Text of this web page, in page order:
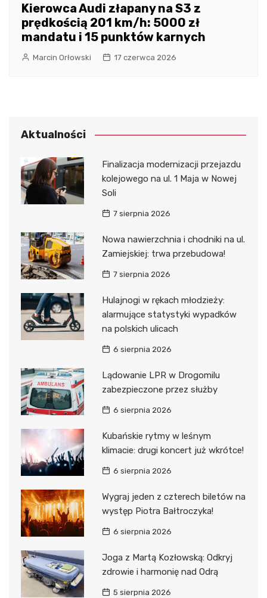
Kierowca Audi złapany na S3 z
prędkością 201 km/h: 5000 zł
mandatu i 15 punktów karnych
Marcin Orłowski 17 czerwca 2026
Aktualności
Finalizacja modernizacji przejazdu
kolejowego na ul. 1 Maja w Nowej
Soli
7 sierpnia 2026
Nowa nawierzchnia i chodniki na ul.
Zamiejskiej: trwa przebudowa!
7 sierpnia 2026
Hulajnogi w rękach młodzieży:
alarmujące statystyki wypadków
na polskich ulicach
6 sierpnia 2026
Lądowanie LPR w Drogomilu
zabezpieczone przez służby
6 sierpnia 2026
Kubańskie rytmy w leśnym
klimacie: drugi koncert już wkrótce!
6 sierpnia 2026
Wygraj jeden z czterech biletów na
występ Piotra Bałtroczyka!
6 sierpnia 2026
Joga z Martą Kozłowską: Odkryj
zdrowie i harmonię nad Odrą
5 sierpnia 2026